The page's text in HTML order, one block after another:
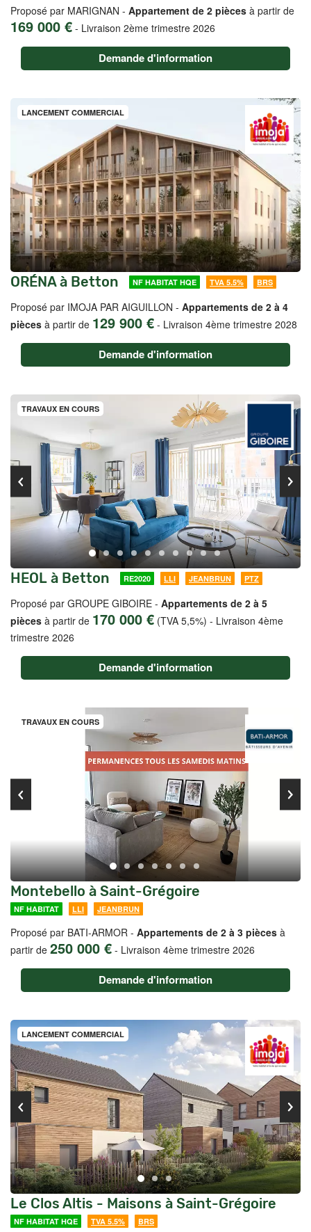
Proposé par MARIGNAN - Appartement de 2 pièces à partir de
169 000 € - Livraison 2ème trimestre 2026
Demande d'information
LANCEMENT COMMERCIAL
ORÉNA à Betton NF HABITAT HQE TVA 5.5% BRS
Proposé par IMOJA PAR AIGUILLON - Appartements de 2 à 4
pièces à partir de 129 900 € - Livraison 4ème trimestre 2028
Demande d'information
TRAVAUX EN COURS
HEOL à Betton RE2020 LLI JEANBRUN PTZ
Proposé par GROUPE GIBOIRE - Appartements de 2 à 5
pièces à partir de 170 000 € (TVA 5,5%) - Livraison 4ème
trimestre 2026
Demande d'information
TRAVAUX EN COURS
Montebello à Saint-Grégoire
NF HABITAT LLI JEANBRUN
Proposé par BATI-ARMOR - Appartements de 2 à 3 pièces à
partir de 250 000 € - Livraison 4ème trimestre 2026
Demande d'information
LANCEMENT COMMERCIAL
Le Clos Altis - Maisons à Saint-Grégoire
NF HABITAT HQE TVA 5.5% BRS